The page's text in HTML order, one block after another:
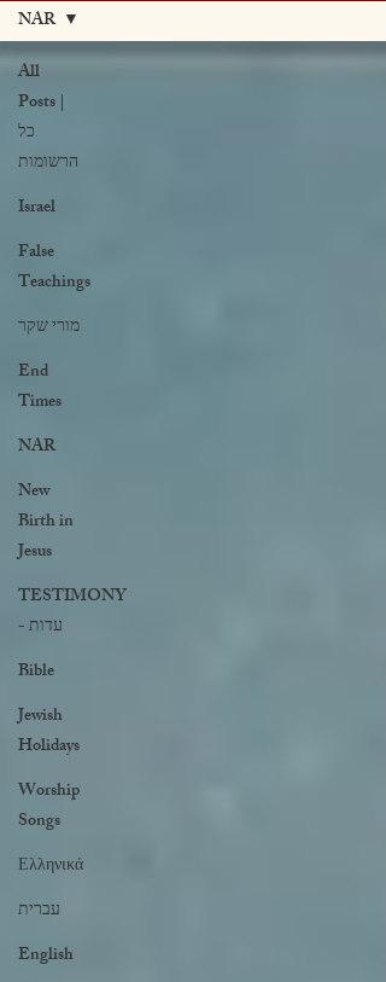
All
Posts |
כל
הרשומות
Israel
False
Teachings
מורי שקר
End
Times
NAR
New
Birth in
Jesus
TESTIMONY
- עדות
Bible
Jewish
Holidays
Worship
Songs
Ελληνικά
עברית
English
NAR